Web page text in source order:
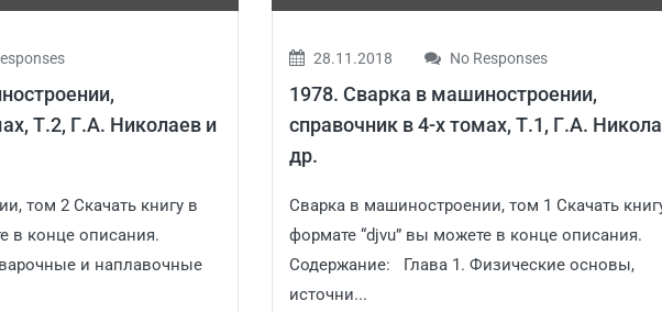
Т.2, Г.А. Николаев и
том 2 Скачать книгу в
в конце описания.
и наплавочные
28.11.2018 No Responses
1978. Сварка в машиностроении,
справочник в 4-х томах, Т.1, Г.А.
др.
Сварка в машиностроении, том 1 Скачать
формате “djvu” вы можете в конце описания.
Содержание: Глава 1. Физические основы,
источни...